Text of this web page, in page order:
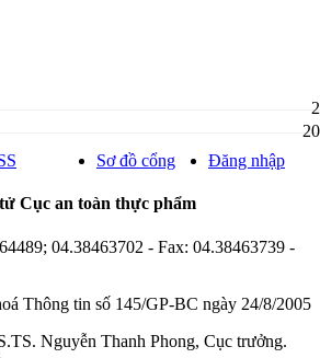
2
20
Sơ đồ cổng Đăng nhập
Cục an toàn thực phẩm
04.38463702 - Fax: 04.38463739 -
Thông tin số 145/GP-BC ngày 24/8/2005
Nguyễn Thanh Phong, Cục trưởng.